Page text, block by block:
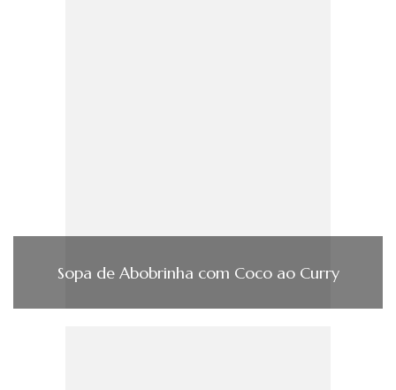
Sopa de Abobrinha com Coco ao Curry